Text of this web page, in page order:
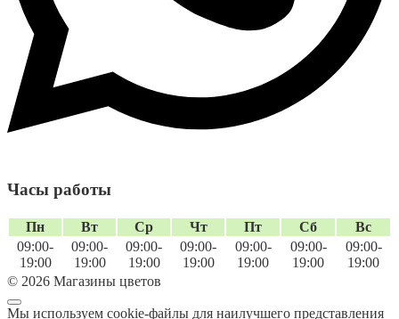
Часы работы
Пн Вт Ср Чт Пт Сб
Вс
09:00-
19:00
09:00-
19:00
09:00-
19:00
09:00-
19:00
09:00-
19:00
09:00-
19:00
09:00-
19:00
© 2026 Магазины цветов
Мы используем cookie-файлы для наилучшего представления